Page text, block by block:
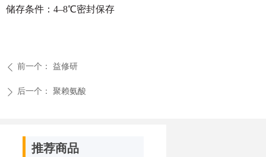
ꄴ 前一个： 益修研
ꄲ 后一个： 聚赖氨酸
储存条件：4–8℃密封保存
推荐商品